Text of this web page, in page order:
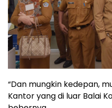
“Dan mungkin kedepan,
Kantor yang di luar Balai